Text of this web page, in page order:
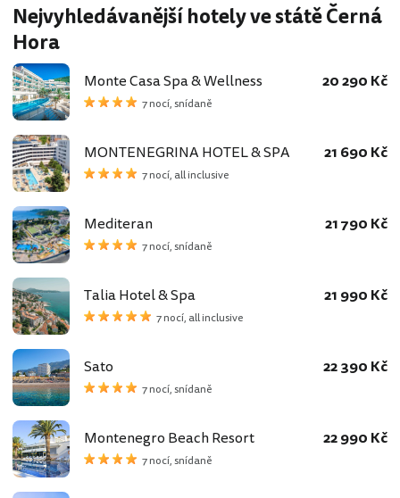
Nejvyhledávanější hotely ve státě Černá
Hora
Monte Casa Spa & Wellness
7 nocí, snídaně
20 290 Kč
MONTENEGRINA HOTEL & SPA
7 nocí, all inclusive
21 690 Kč
Mediteran
7 nocí, snídaně
21 790 Kč
Talia Hotel & Spa
7 nocí, all inclusive
21 990 Kč
Sato
7 nocí, snídaně
22 390 Kč
Montenegro Beach Resort
7 nocí, snídaně
22 990 Kč